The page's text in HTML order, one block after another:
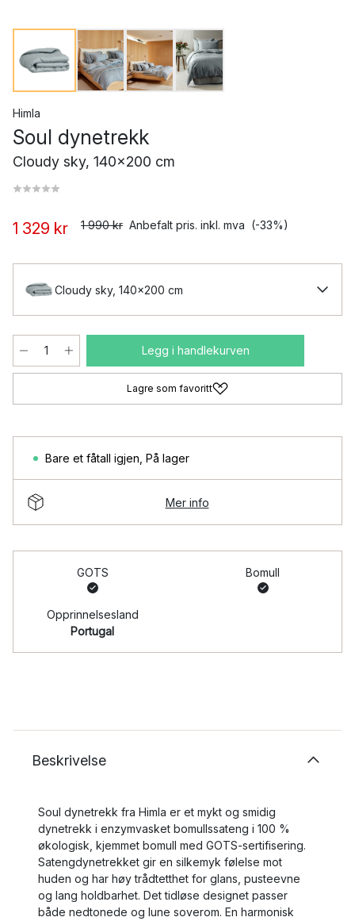
Himla
Soul dynetrekk
Cloudy sky, 140x200 cm
1 329 kr 1 990 kr Anbefalt pris. inkl. mva (-33%)
Cloudy sky, 140x200 cm
Legg i handlekurven
Lagre som favoritt
Bare et fåtall igjen På lager
Mer info
GOTS Bomull
Opprinnelsesland
Portugal
Beskrivelse
Soul dynetrekk fra Himla er et mykt og smidig
dynetrekk i enzymvasket bomullssateng i 100 %
økologisk, kjemmet bomull med GOTS-sertifisering.
Satengdynetrekket gir en silkemyk følelse mot
huden og har høy trådtetthet for glans, pusteevne
og lang holdbarhet. Det tidløse designet passer
både nedtonede og lune soverom. En harmonisk